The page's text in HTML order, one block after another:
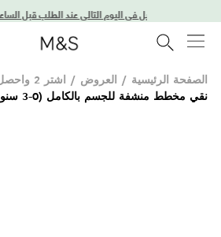
توصيل في اليوم التالي عند الطلب قبل الساعة 7 مساءً
الصفحة الرئيسية / العروض / اشتر 2 واحصل على 20% خصم
نقي مخطط منشفة للجسم بالكامل (0-3 سنوات)